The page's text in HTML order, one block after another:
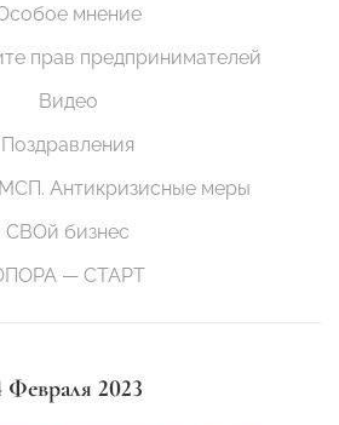
мнение
прав предпринимателей
Видео
Поздравления
Антикризисные меры
СВОй бизнес
— СТАРТ
Февраля 2023